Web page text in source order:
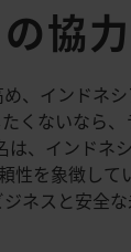
協
、インドネ
くないなら
、インドネ
性を象徴し
ネスと安全